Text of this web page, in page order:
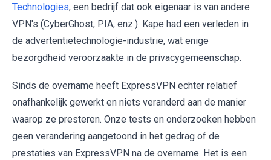
Technologies, een bedrijf dat ook eigenaar is van andere
VPN's (CyberGhost, PIA, enz.). Kape had een verleden in
de advertentietechnologie-industrie, wat enige
bezorgdheid veroorzaakte in de privacygemeenschap.
Sinds de overname heeft ExpressVPN echter relatief
onafhankelijk gewerkt en niets veranderd aan de manier
waarop ze presteren. Onze tests en onderzoeken hebben
geen verandering aangetoond in het gedrag of de
prestaties van ExpressVPN na de overname. Het is een